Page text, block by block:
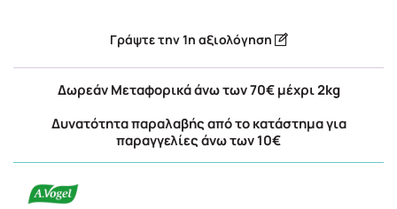
Γράψτε την 1η αξιολόγηση
Δωρεάν Μεταφορικά άνω των 70€ μέχρι 2kg
Δυνατότητα παραλαβής από το κατάστημα για
παραγγελίες άνω των 10€